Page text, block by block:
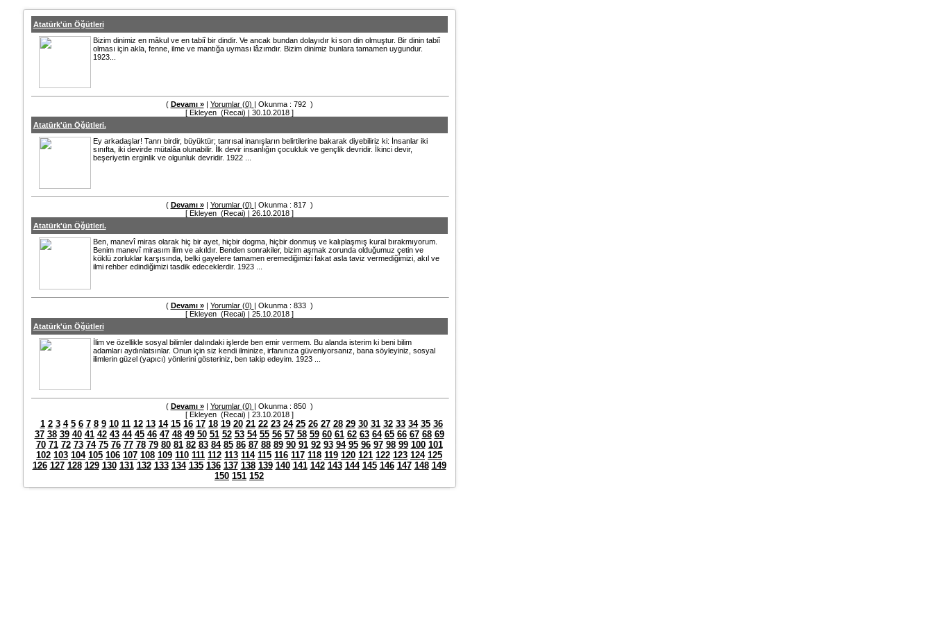
Atatürk'ün Öğütleri
Bizim dinimiz en mâkul ve en tabiî bir dindir. Ve ancak bundan dolayıdır ki son din olmuştur. Bir dinin tabiî
olması için akla, fenne, ilme ve mantığa uyması lâzımdır. Bizim dinimiz bunlara tamamen uygundur.
1923...
( Devamı »| Yorumlar (0) | Okunma : 792 )
[ Ekleyen (Recai) | 30.10.2018 ]
Atatürk'ün Öğütleri.
Ey arkadaşlar! Tanrı birdir, büyüktür; tanrısal inanışların belirtilerine bakarak diyebiliriz ki: İnsanlar iki
sınıfta, iki devirde mütalâa olunabilir. İlk devir insanlığın çocukluk ve gençlik devridir. İkinci devir,
beşeriyetin erginlik ve olgunluk devridir. 1922 ...
( Devamı »| Yorumlar (0) | Okunma : 817 )
[ Ekleyen (Recai) | 26.10.2018 ]
Atatürk'ün Öğütleri.
Ben, manevî miras olarak hiç bir ayet, hiçbir dogma, hiçbir donmuş ve kalıplaşmış kural bırakmıyorum.
Benim manevî mirasım ilim ve akıldır. Benden sonrakiler, bizim aşmak zorunda olduğumuz çetin ve
köklü zorluklar karşısında, belki gayelere tamamen eremediğimizi fakat asla taviz vermediğimizi, akıl ve
ilmi rehber edindiğimizi tasdik edeceklerdir. 1923 ...
( Devamı »| Yorumlar (0) | Okunma : 833 )
[ Ekleyen (Recai) | 25.10.2018 ]
Atatürk'ün Öğütleri
İlim ve özellikle sosyal bilimler dalındaki işlerde ben emir vermem. Bu alanda isterim ki beni bilim
adamları aydınlatsınlar. Onun için siz kendi ilminize, irfanınıza güveniyorsanız, bana söyleyiniz, sosyal
ilimlerin güzel (yapıcı) yönlerini gösteriniz, ben takip edeyim. 1923 ...
( Devamı »| Yorumlar (0) | Okunma : 850 )
[ Ekleyen (Recai) | 23.10.2018 ]
1 2 3 4 5 6 7 8 9 10 11 12 13 14 15 16 17 18 19 20 21 22 23 24 25 26 27 28 29 30 31 32 33 34 35 36
37 38 39 40 41 42 43 44 45 46 47 48 49 50 51 52 53 54 55 56 57 58 59 60 61 62 63 64 65 66 67 68 69
70 71 72 73 74 75 76 77 78 79 80 81 82 83 84 85 86 87 88 89 90 91 92 93 94 95 96 97 98 99 100 101
102 103 104 105 106 107 108 109 110 111 112 113 114 115 116 117 118 119 120 121 122 123 124 125
126 127 128 129 130 131 132 133 134 135 136 137 138 139 140 141 142 143 144 145 146 147 148 149
150 151 152